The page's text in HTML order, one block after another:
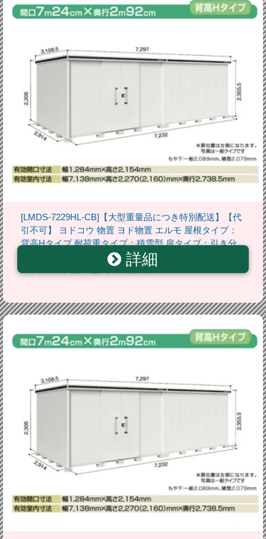
[LMDS-7229HL-CB]【大型重量品につき特別配送】【代
引不可】 ヨドコウ 物置 ヨド物置 エルモ 屋根タイプ：
背高Hタイプ 耐荷重タイプ：積雪型 扉タイプ：引き分
け戸(扉位置：左側） カシミヤベージュ 屋外 収納庫 屋
外収納 庭 中型 大型 【送料無料】
詳細